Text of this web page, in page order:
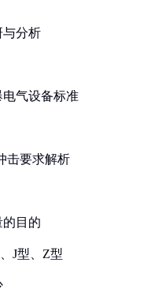
与分析
气设备标准
击要求解析
目的
J型、Z型